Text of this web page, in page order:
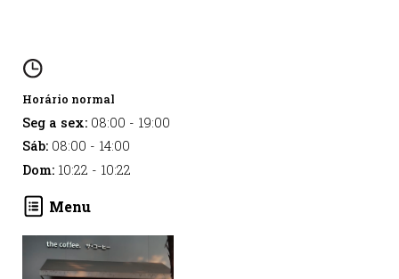
Horário normal
Seg a sex: 08:00 - 19:00
Sáb: 08:00 - 14:00
Dom: 10:22 - 10:22
Menu